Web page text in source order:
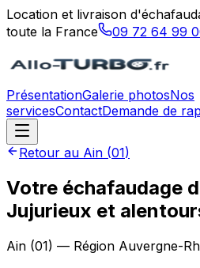
Location et livraison
toute la France
09 72 64 99
PrésentationGalerie photosNos
servicesContactDemande de
Retour au Ain (01)
Votre échafaudage
Jujurieux et
Ain (01) — Région Auvergne-